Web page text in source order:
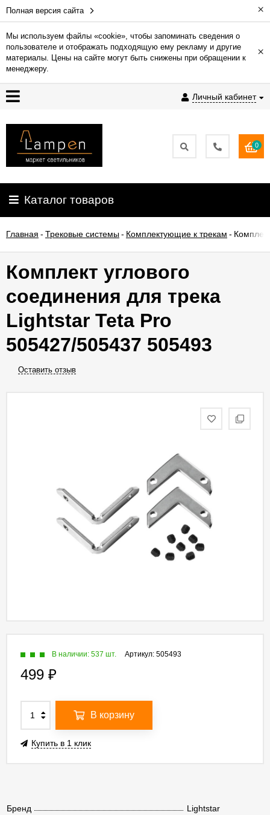
Полная версия сайта ×
Мы используем файлы «cookie», чтобы запоминать сведения о
пользователе и отображать подходящую ему рекламу и другие
материалы. Цены на сайте могут быть снижены при обращении к
менеджеру.
×
Личный кабинет
Гарантия
Доставка
и
Контакты
освещения
О
0
Каталог товаров
Главная - Трековые системы- Комплектующие к трекам -
Комплект углового
соединения для трека
Lightstar Teta Pro
505427/505437 505493
Оставить отзыв
Бренд
Lightstar
Артикул: 505493
В наличии: 537 шт.
499 ₽
В корзину
Купить в 1 клик